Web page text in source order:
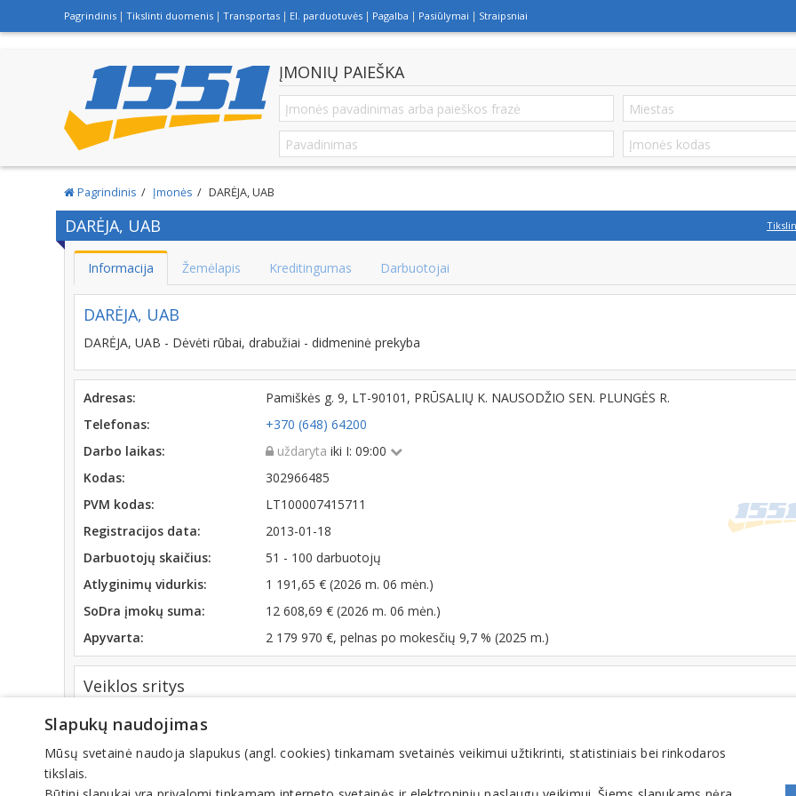
Pagrindinis Tikslinti duomenis Transportas El. parduotuvės Pagalba Pasiūlymai Straipsniai
ĮMONIŲ PAIEŠKA
Pagrindinis Įmonės DARĖJA, UAB
DARĖJA, UAB
Informacija Žemėlapis Kreditingumas Darbuotojai
DARĖJA, UAB
DARĖJA, UAB - Dėvėti rūbai, drabužiai - didmeninė prekyba
Adresas:
Pamiškės g. 9, LT-90101, PRŪSALIŲ K. NAUSODŽIO SEN. PLUNGĖS R.
Telefonas:
+370 (648) 64200
Darbo laikas:
uždaryta iki I: 09:00
Kodas:
302966485
PVM kodas:
LT100007415711
Registracijos data:
2013-01-18
Darbuotojų skaičius:
51 - 100 darbuotojų
Atlyginimų vidurkis:
1 191,65 € (2026 m. 06 mėn.)
SoDra įmokų suma:
12 608,69 € (2026 m. 06 mėn.)
Apyvarta:
2 179 970 €, pelnas po mokesčių 9,7 % (2025 m.)
Veiklos sritys
Dėvėti drabužiai, avalynė
© INFOMINTA, UAB. Visos teisės saugomos. Telefonas
Slapukų naudojimas
Mūsų svetainė naudoja slapukus (angl. cookies) tinkamam svetainės veikimui užtikrinti, statistiniais bei rinkodaros
tikslais.